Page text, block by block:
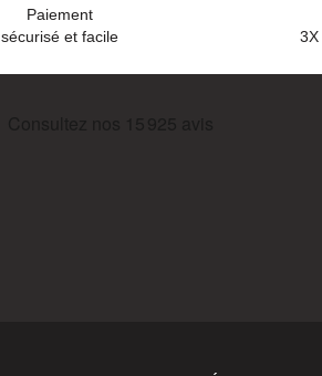
Paiement
sécurisé et facile
3X